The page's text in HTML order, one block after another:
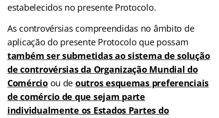
estabelecidos no presente Protocolo.
As controvérsias compreendidas no âmbito de
aplicação do presente Protocolo que possam
também ser submetidas ao sistema de solução
de controvérsias da Organização Mundial do
Comércioou de outros esquemas preferenciais
de comércio de que sejam parte
individualmente os Estados Partes do